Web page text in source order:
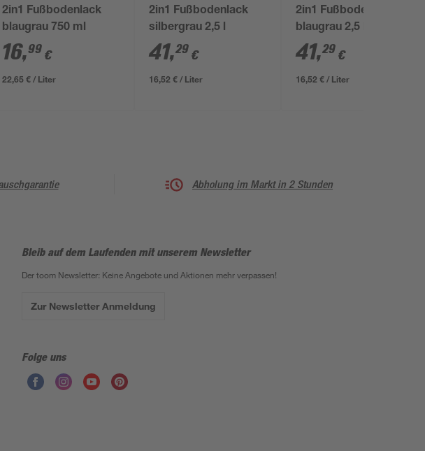
2in1 Fußbodenlack
blaugrau 750 ml
16,99 €
22,65 € / Liter
2in1 Fußbodenlack
silbergrau 2,5 l
41,29 €
16,52 € / Liter
2in1 Fußbodenlack
blaugrau 2,5 l
41,29 €
16,52 € / Liter
Abholung im Markt in 2 Stunden
Bleib auf dem Laufenden mit unserem Newsletter
Der toom Newsletter: Keine Angebote und Aktionen mehr verpassen!
Zur Newsletter Anmeldung
Folge uns